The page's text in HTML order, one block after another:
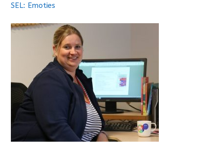
SEL: Emoties